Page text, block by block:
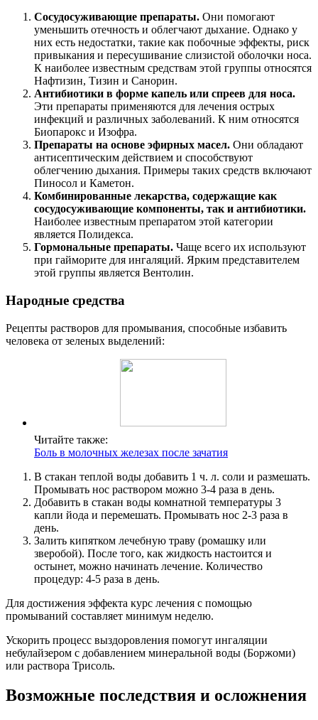
Сосудосуживающие препараты. Они помогают
уменьшить отечность и облегчают дыхание. Однако у
них есть недостатки, такие как побочные эффекты, риск
привыкания и пересушивание слизистой оболочки носа.
К наиболее известным средствам этой группы относятся
Нафтизин, Тизин и Санорин.
Антибиотики в форме капель или спреев для носа.
Эти препараты применяются для лечения острых
инфекций и различных заболеваний. К ним относятся
Биопарокс и Изофра.
Препараты на основе эфирных масел. Они обладают
антисептическим действием и способствуют
облегчению дыхания. Примеры таких средств включают
Пиносол и Каметон.
Комбинированные лекарства, содержащие как
сосудосуживающие компоненты, так и антибиотики.
Наиболее известным препаратом этой категории
является Полидекса.
Гормональные препараты. Чаще всего их используют
при гайморите для ингаляций. Ярким представителем
этой группы является Вентолин.
Народные средства
Рецепты растворов для промывания, способные избавить
человека от зеленых выделений:
Читайте также:
Боль в молочных железах после зачатия
В стакан теплой воды добавить 1 ч. л. соли и размешать.
Промывать нос раствором можно 3-4 раза в день.
Добавить в стакан воды комнатной температуры 3
капли йода и перемешать. Промывать нос 2-3 раза в
день.
Залить кипятком лечебную траву (ромашку или
зверобой). После того, как жидкость настоится и
остынет, можно начинать лечение. Количество
процедур: 4-5 раза в день.
Для достижения эффекта курс лечения с помощью
промываний составляет минимум неделю.
Ускорить процесс выздоровления помогут ингаляции
небулайзером с добавлением минеральной воды (Боржоми)
или раствора Трисоль.
Возможные последствия и осложнения